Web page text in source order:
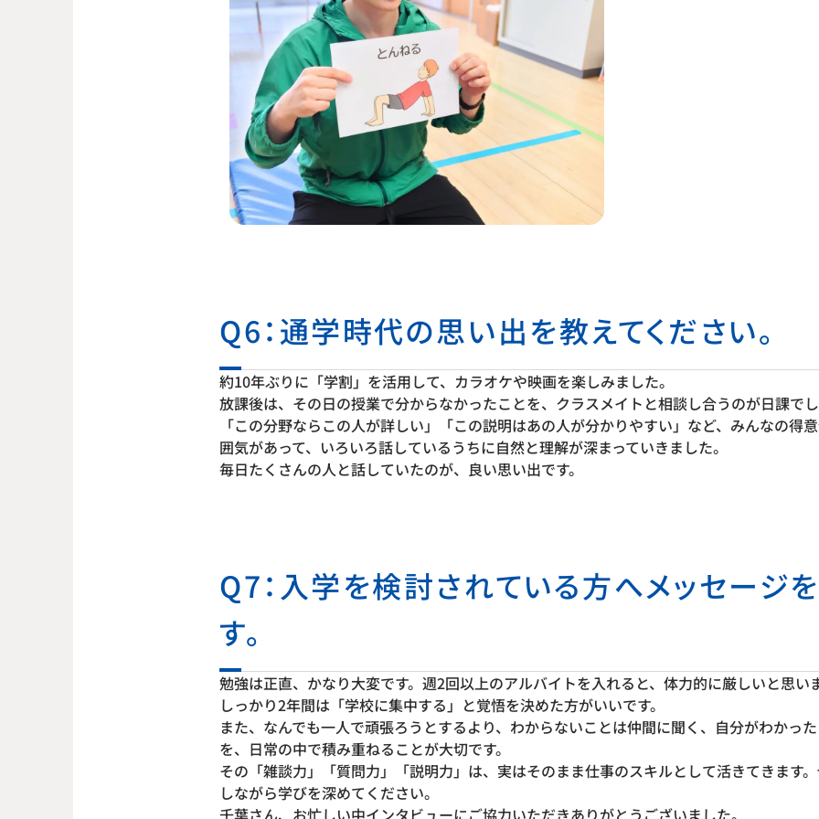
Q6：通学時代の思い出を教えてください。
約10年ぶりに「学割」を活用して、カラオケや映画を楽しみました。
放課後は、その日の授業で分からなかったことを、クラスメイトと相談し合うのが日課で
「この分野ならこの人が詳しい」「この説明はあの人が分かりやすい」など、みんなの得
囲気があって、いろいろ話しているうちに自然と理解が深まっていきました。
毎日たくさんの人と話していたのが、良い思い出です。
Q7：入学を検討されている方へメッセージ
す。
勉強は正直、かなり大変です。週2回以上のアルバイトを入れると、体力的に厳しいと思い
しっかり2年間は「学校に集中する」と覚悟を決めた方がいいです。
また、なんでも一人で頑張ろうとするより、わからないことは仲間に聞く、自分がわかっ
を、日常の中で積み重ねることが大切です。
その「雑談力」「質問力」「説明力」は、実はそのまま仕事のスキルとして活きてきます
しながら学びを深めてください。
千葉さん、お忙しい中インタビューにご協力いただきありがとうございました。